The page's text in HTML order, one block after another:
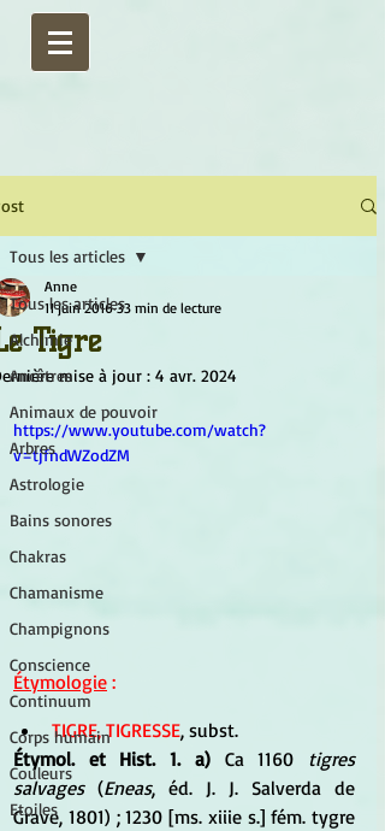
Tous les articles
Alchimie
Ancêtres
Animaux de pouvoir
Arbres
Astrologie
Bains sonores
Chakras
Chamanisme
Champignons
Conscience
Continuum
Corps humain
Couleurs
Etoiles
Tous les articles
Tigre
Anne
11 juin 2016 33 min de lecture
mise à jour : 4 avr. 2024
https://www.youtube.com/watch?
v=tjfndWZodZM
Étymologie :
TIGRE, TIGRESSE, subst.
Étymol. et Hist. 1. a) Ca 1160 tigres
salvages (Eneas, éd. J. J. Salverda de
Grave, 1801) ; 1230 [ms. xiiie s.] fém. tygre